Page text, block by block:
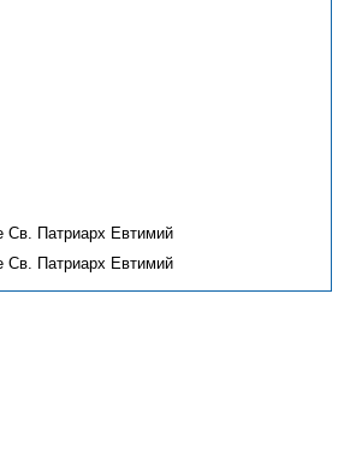
Св. Патриарх Евтимий
Св. Патриарх Евтимий